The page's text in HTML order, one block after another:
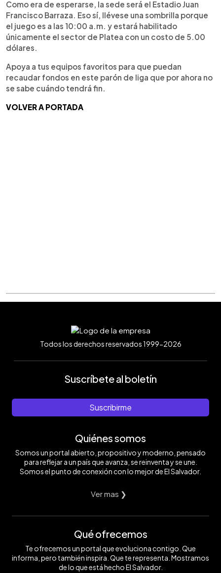
Como era de esperarse, la sede será el Estadio Juan
Francisco Barraza. Eso sí, llévese una sombrilla porque
el juego es a las 10:00 a.m. y estará habilitado
únicamente el sector de Platea con un costo de 5.00
dólares.
Apoya a tus equipos favoritos para que puedan
recaudar fondos en este parón de liga que por ahora no
se sabe cuándo tendrá fin.
VOLVER A PORTADA
Todos los derechos reservados 1999-2026
Suscríbete al boletín
Suscribirme
Quiénes somos
Somos un portal abierto, propositivo y moderno, pensado
para reflejar a un país que avanza, se reinventa y se une.
Somos el punto de conexión con lo mejor de El Salvador.
Ver mas ❯
Qué ofrecemos
Te ofrecemos un portal que evoluciona contigo. Que
informa, pero también inspira. Que te representa. Mostramos
de lo que está hecho El Salvador.